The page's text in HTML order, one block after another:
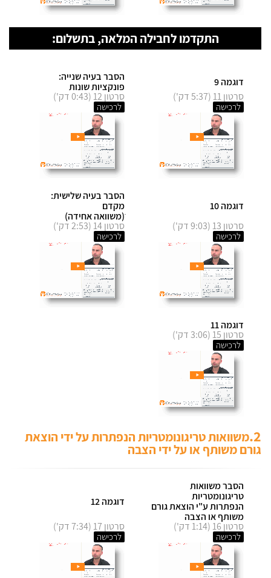
התקדמו לחבילה המלאה, בתשלום:
דוגמה 9
סרטון 11 (5:37 דק')
לרכישה
הסבר בעיה שנייה:
פונקציות שונות
סרטון 12 (0:43 דק')
לרכישה
דוגמה 10
סרטון 13 (9:03 דק')
לרכישה
הסבר בעיה שלישית:
מקדם
ׁ(משוואה אחידה)
סרטון 14 (2:53 דק')
לרכישה
דוגמה 11
סרטון 15 (3:06 דק')
לרכישה
2. משוואות טריגונומטריות הנפתרות על ידי הוצאת
גורם משותף או על ידי הצבה
הסבר משוואות
טריגונומטריות
הנפתרות ע"י הוצאת גורם
משותף או הצבה
סרטון 16 (1:14 דק')
לרכישה
דוגמה 12
סרטון 17 (7:34 דק')
לרכישה